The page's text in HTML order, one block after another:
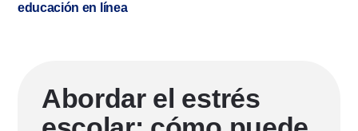
educación en línea
Abordar el estrés